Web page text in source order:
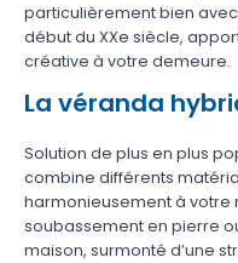
particulièrement bien avec
début du XXe siècle,
créative à votre demeure.
La véranda
Solution de plus en plus
combine différents
harmonieusement à votre
soubassement en pierre
maison, surmonté d’une